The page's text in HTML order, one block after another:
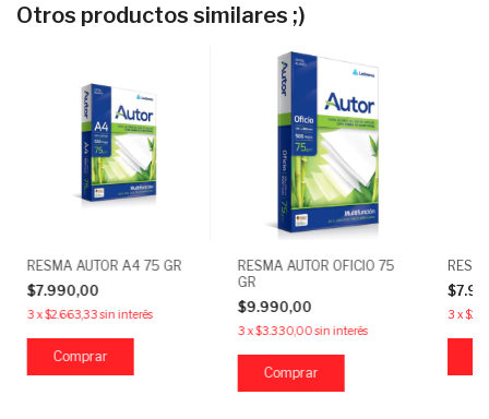
Otros productos similares ;)
RESMA AUTOR A4 75 GR
$7.990,00
3 x$2.663,33 sin interés
RESMA AUTOR OFICIO 75
GR
$9.990,00
3 x$3.330,00 sin interés
Comprar
3 x